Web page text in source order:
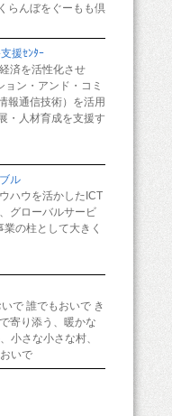
らんぼをぐーもも倶
援ｾﾝﾀｰ
済を活性化させ
ン・アンド・コミ
報通信技術）を活用
・人材育成を支援す
ル
ハウを活かしたICT
グローバルサービ
の柱として大きく
で 誰でもおいで き
寄り添う、暖かな
小さな小さな村、
いで